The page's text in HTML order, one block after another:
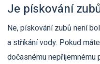
Je pískování
Ne, pískování zubů není
a stříkání vody. Pokud
dočasnému nepříjemnému